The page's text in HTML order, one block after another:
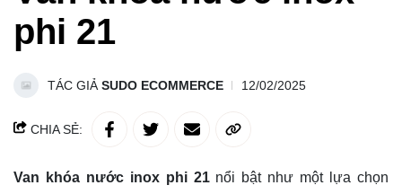
phi 21
TÁC GIẢ SUDO ECOMMERCE 12/02/2025
CHIA SẺ:
Van khóa nước inox phi 21nổi bật như một lựa chọn